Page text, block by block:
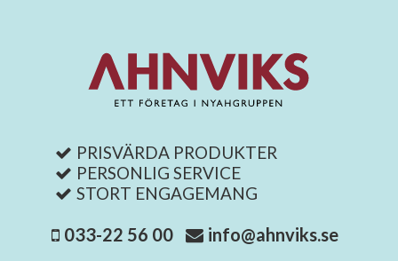
PRISVÄRDA PRODUKTER
PERSONLIG SERVICE
STORT ENGAGEMANG
033-22 56 00 info@ahnviks.se